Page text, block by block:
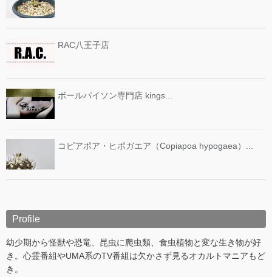
RAC八王子店
ボールパイソン専門店 kings...
コピアポア・ヒポガエア（Copiapoa hypogaea）...
Profile
幼少期から怪獣や恐竜、昆虫に爬虫類、食虫植物と変な生き物が好
き。心霊番組やUMA系のTV番組は欠かさず見るオカルトマニアもど
き。